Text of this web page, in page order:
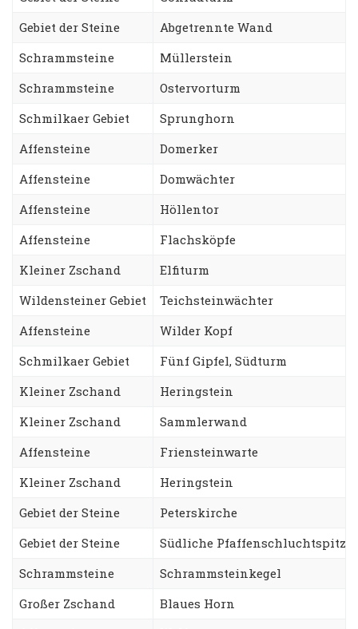
Gebiet der Steine
Abgetrennte Wand
Schrammsteine
Müllerstein
Schrammsteine
Ostervorturm
Schmilkaer Gebiet
Sprunghorn
Affensteine
Domerker
Affensteine
Domwächter
Affensteine
Höllentor
Affensteine
Flachsköpfe
Kleiner Zschand
Elfiturm
Wildensteiner Gebiet
Teichsteinwächter
Affensteine
Wilder Kopf
Schmilkaer Gebiet
Fünf Gipfel, Südturm
Kleiner Zschand
Heringstein
Kleiner Zschand
Sammlerwand
Affensteine
Friensteinwarte
Kleiner Zschand
Heringstein
Gebiet der Steine
Peterskirche
Gebiet der Steine
Südliche Pfaffenschluchtspitze
Schrammsteine
Schrammsteinkegel
Großer Zschand
Blaues Horn